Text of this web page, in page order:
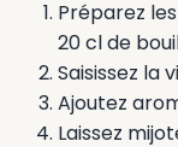
Préparez
20 cl de
Saisissez la
Ajoutez
Laissez